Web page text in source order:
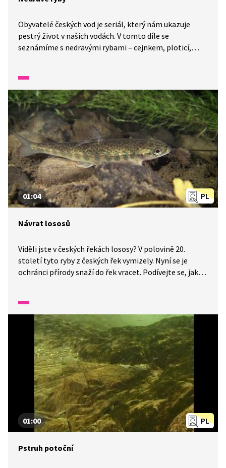
Obyvatelé českých vod je seriál, který nám ukazuje
pestrý život v našich vodách. V tomto díle se
seznámíme s nedravými rybami – cejnkem, ploticí,
kost?
PL
01:04
Návrat lososů
Viděli jste v českých řekách lososy? V polovině 20.
století tyto ryby z českých řek vymizely. Nyní se je
ochránci přírody snaží do řek vracet. Podívejte se, jak
v naší zemi.
PL
01:00
Pstruh potoční